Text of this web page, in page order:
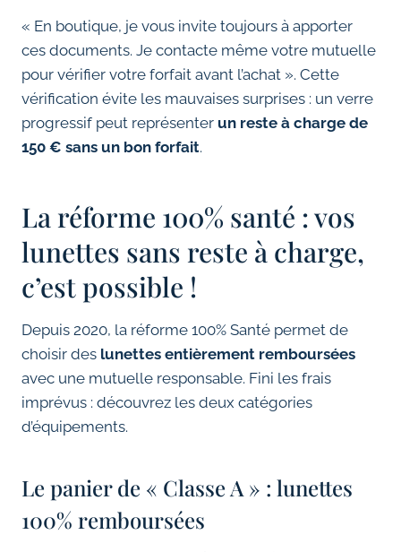
« En boutique, je vous invite toujours à apporter
ces documents. Je contacte même votre mutuelle
pour vérifier votre forfait avant l’achat ». Cette
vérification évite les mauvaises surprises : un verre
progressif peut représenter un reste à charge de
150 € sans un bon forfait.
La réforme 100% santé : vos
lunettes sans reste à charge,
c’est possible !
Depuis 2020, la réforme 100% Santé permet de
choisir des lunettes entièrement remboursées
avec une mutuelle responsable. Fini les frais
imprévus : découvrez les deux catégories
d’équipements.
Le panier de « Classe A » : lunettes
100% remboursées